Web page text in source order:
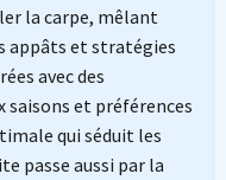
la carpe, mêlant
appâts et stratégies
avec des
saisons et préférences
qui séduit les
passe aussi par la